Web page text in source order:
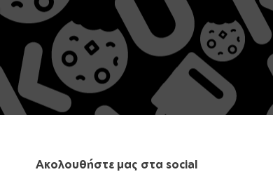
Ακολουθήστε μας στα social